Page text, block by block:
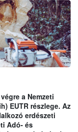
a Nemzeti
EUTR részlege. Az
erdészeti
Adó- és